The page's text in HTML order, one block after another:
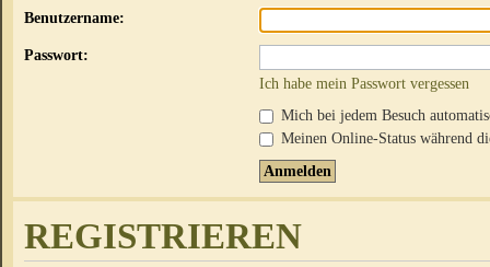
Benutzername:
Passwort:
Ich habe mein Passwort vergessen
Mich bei jedem Besuch
Meinen Online-Status während
REGISTRIEREN